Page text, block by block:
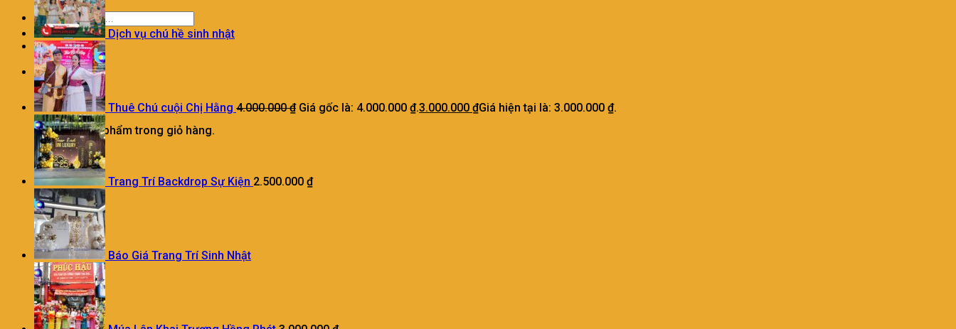
0
Giỏ hàng
Chưa có sản phẩm trong giỏ hàng.
Dịch vụ chú hề sinh nhật
Thuê Chú cuội Chị Hằng 4.000.000₫ Giá gốc là: 4.000.000 ₫.3.000.000 ₫Giá hiện tại là: 3.000.000 ₫.
Trang Trí Backdrop Sự Kiện 2.500.000 ₫
Báo Giá Trang Trí Sinh Nhật